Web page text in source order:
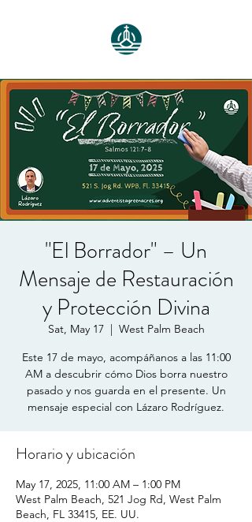
"El Borrador" – Un
Mensaje de Restauración
y Protección Divina
Sat, May 17
  |
West Palm Beach
Este 17 de mayo, acompáñanos a las 11:00
AM a descubrir cómo Dios borra nuestro
pasado y nos guarda en el presente. Un
mensaje especial con Lázaro Rodríguez.
Horario y ubicación
May 17, 2025, 11:00 AM – 1:00 PM
West Palm Beach, 521 Jog Rd, West Palm
Beach, FL 33415, EE. UU.